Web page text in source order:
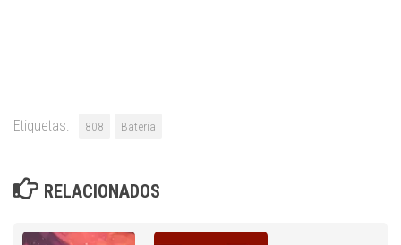
Etiquetas: 808 Batería
RELACIONADOS